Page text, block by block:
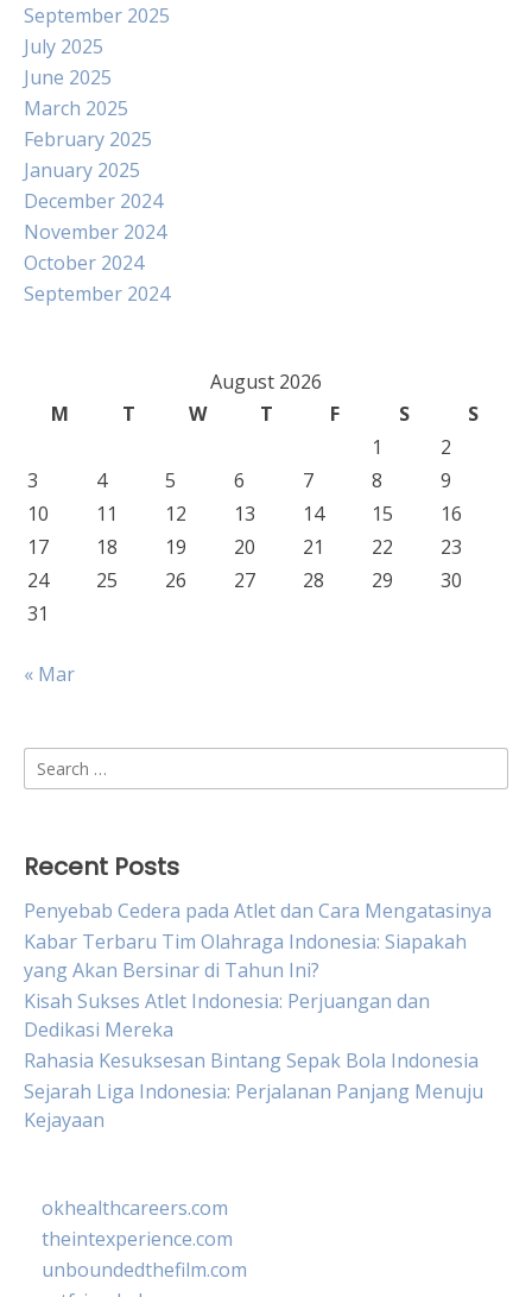
September 2025
July 2025
June 2025
March 2025
February 2025
January 2025
December 2024
November 2024
October 2024
September 2024
August 2026
M
T W T F S
S
1
2
3
4 5 6 7 8
9
10
11 12 13 14 15
16
17
18 19 20 21 22
23
24
25 26 27 28 29
30
31
« Mar
Search
for:
Recent Posts
Penyebab Cedera pada Atlet dan Cara Mengatasinya
Kabar Terbaru Tim Olahraga Indonesia: Siapakah
yang Akan Bersinar di Tahun Ini?
Kisah Sukses Atlet Indonesia: Perjuangan dan
Dedikasi Mereka
Rahasia Kesuksesan Bintang Sepak Bola Indonesia
Sejarah Liga Indonesia: Perjalanan Panjang Menuju
Kejayaan
okhealthcareers.com
theintexperience.com
unboundedthefilm.com